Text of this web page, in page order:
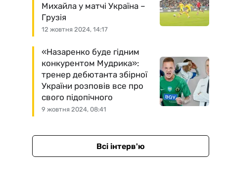
12 жовтня 2024, 14:17
Михайла у матчі Україна –
Грузія
9 жовтня 2024, 08:41
«Назаренко буде гідним
конкурентом Мудрика»:
тренер дебютанта збірної
України розповів все про
свого підопічного
Всі інтерв'ю